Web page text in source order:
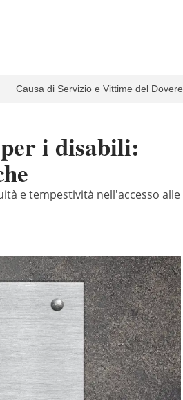
Causa di Servizio e Vittime del Dovere
i disabili:
e tempestività nell'accesso alle